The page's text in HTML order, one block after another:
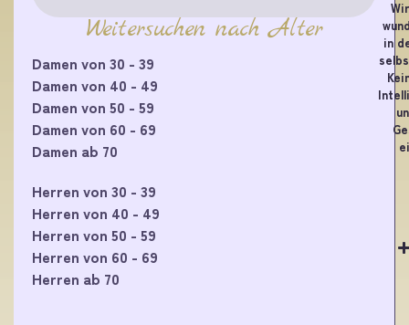
Weitersuchen nach Alter
Damen von 30 - 39
Damen von 40 - 49
Damen von 50 - 59
Damen von 60 - 69
Damen ab 70
Herren von 30 - 39
Herren von 40 - 49
Herren von 50 - 59
Herren von 60 - 69
Herren ab 70
in